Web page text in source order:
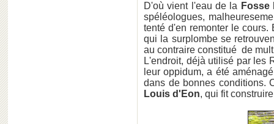
D'où vient l'eau de la Fosse
spéléologues,
tenté d'en remonter le
qui la surplombe se
au contraire constitué de
L'endroit, déjà utilisé par les
leur oppidum, a été
dans de bonnes conditions.
Louis d'Eon, qui fit